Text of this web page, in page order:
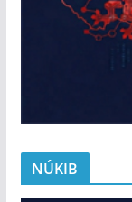
NÚKIB